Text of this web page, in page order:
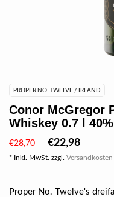
PROPER NO. TWELVE / IRLAND
Conor McGregor
Whiskey 0.7 l
€28,70 €22,98
* Inkl. MwSt. zzgl. Versandkosten
Proper No. Twelve's